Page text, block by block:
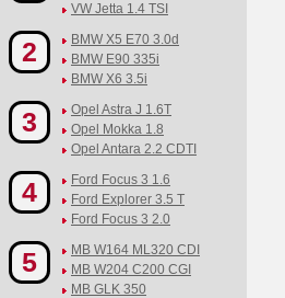
VW Jetta 1.4 TSI
2
BMW X5 E70 3.0d
BMW E90 335i
BMW X6 3.5i
3
Opel Astra J 1.6T
Opel Mokka 1.8
Opel Antara 2.2 CDTI
4
Ford Focus 3 1.6
Ford Explorer 3.5 T
Ford Focus 3 2.0
5
MB W164 ML320 CDI
MB W204 C200 CGI
MB GLK 350